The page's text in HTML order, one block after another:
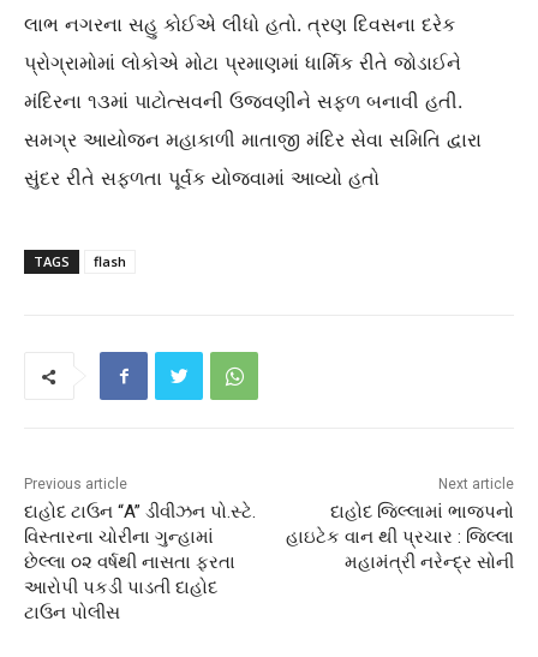
લાભ નગરના સહુ કોઈએ લીધો હતો. ત્રણ દિવસના દરેક
પ્રોગ્રામોમાં લોકોએ મોટા પ્રમાણમાં ધાર્મિક રીતે જોડાઈને
મંદિરના ૧૩માં પાટોત્સવની ઉજવણીને સફળ બનાવી હતી.
સમગ્ર આયોજન મહાકાળી માતાજી મંદિર સેવા સમિતિ દ્વારા
સુંદર રીતે સફળતા પૂર્વક યોજવામાં આવ્યો હતો
TAGS flash
Previous article
દાહોદ ટાઉન “A” ડીવીઝન પો.સ્ટે.
વિસ્તારના ચોરીના ગુન્હામાં
છેલ્લા ૦૨ વર્ષથી નાસતા ફરતા
આરોપી પકડી પાડતી દાહોદ
ટાઉન પોલીસ
Next article
દાહોદ જિલ્લામાં ભાજપનો
હાઇટેક વાન થી પ્રચાર : જિલ્લા
મહામંત્રી નરેન્દ્ર સોની